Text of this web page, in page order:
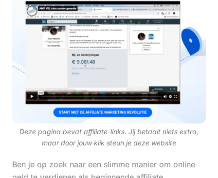
Deze pagina bevat affiliate-links. Jij betaalt niets extra,
maar door jouw klik steun je deze website
Ben je op zoek naar een slimme manier om online